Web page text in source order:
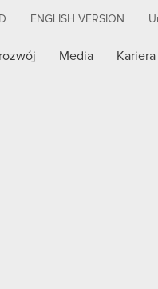
ENGLISH VERSION
Media Kariera